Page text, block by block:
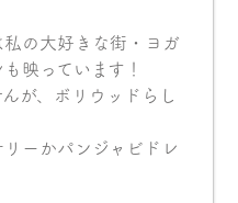
の大好きな街・ヨガ
映っています！
が、ボリウッドらし
ーかパンジャビドレ